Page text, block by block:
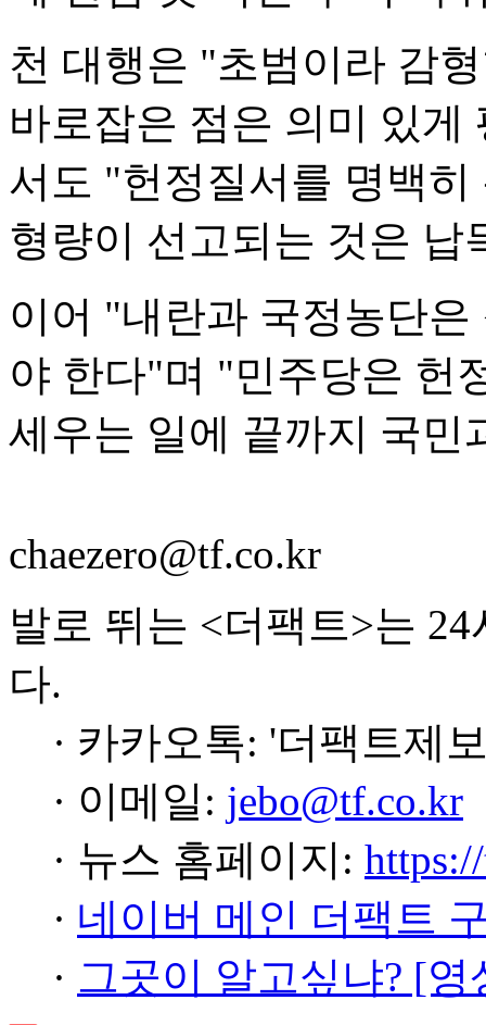
천 대행은 "초범이라 감
바로잡은 점은 의미 있
서도 "헌정질서를 명백
형량이 선고되는 것은
이어 "내란과 국정농단
야 한다"며 "민주당은 헌
세우는 일에 끝까지 국민
chaezero@tf.co.kr
발로 뛰는 <더팩트>는
다.
· 카카오톡: '더팩트제
· 이메일: jebo@tf.co.kr
· 뉴스 홈페이지:
· 네이버 메인 더팩트
· 그곳이 알고싶냐? [